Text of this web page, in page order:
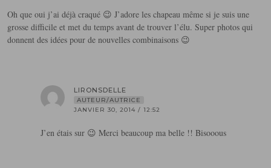
Oh que oui j’ai déjà craqué 😉 J’adore les chapeau même si je suis une
grosse difficile et met du temps avant de trouver l’élu. Super photos qui
donnent des idées pour de nouvelles combinaisons 😉
LIRONSDELLE
AUTEUR/AUTRICE
JANVIER 30, 2014 / 12:52
J’en étais sur 😉 Merci beaucoup ma belle !! Bisooous